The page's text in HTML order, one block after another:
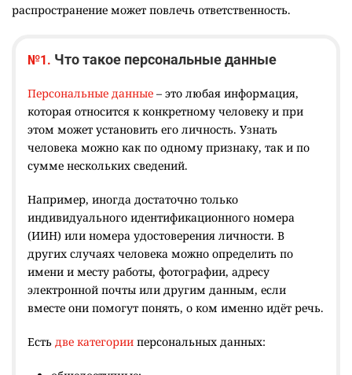
распространение может повлечь ответственность.
№1. Что такое персональные данные
Персональные данные – это любая информация,
которая относится к конкретному человеку и при
этом может установить его личность. Узнать
человека можно как по одному признаку, так и по
сумме нескольких сведений.
Например, иногда достаточно только
индивидуального идентификационного номера
(ИИН) или номера удостоверения личности. В
других случаях человека можно определить по
имени и месту работы, фотографии, адресу
электронной почты или другим данным, если
вместе они помогут понять, о ком именно идёт речь.
Есть две категории персональных данных: